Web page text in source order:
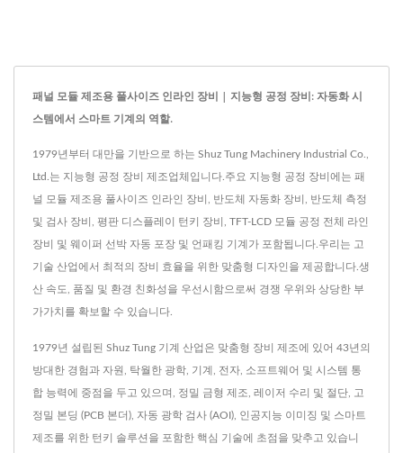
패널 모듈 제조용 풀사이즈 인라인 장비 | 지능형 공정 장비: 자동화 시
스템에서 스마트 기계의 역할.
1979년부터 대만을 기반으로 하는 Shuz Tung Machinery Industrial Co.,
Ltd.는 지능형 공정 장비 제조업체입니다.주요 지능형 공정 장비에는 패
널 모듈 제조용 풀사이즈 인라인 장비, 반도체 자동화 장비, 반도체 측정
및 검사 장비, 평판 디스플레이 턴키 장비, TFT-LCD 모듈 공정 전체 라인
장비 및 웨이퍼 선박 자동 포장 및 언패킹 기계가 포함됩니다.우리는 고
기술 산업에서 최적의 장비 효율을 위한 맞춤형 디자인을 제공합니다.생
산 속도, 품질 및 환경 친화성을 우선시함으로써 경쟁 우위와 상당한 부
가가치를 확보할 수 있습니다.
1979년 설립된 Shuz Tung 기계 산업은 맞춤형 장비 제조에 있어 43년의
방대한 경험과 자원, 탁월한 광학, 기계, 전자, 소프트웨어 및 시스템 통
합 능력에 중점을 두고 있으며, 정밀 금형 제조, 레이저 수리 및 절단, 고
정밀 본딩 (PCB 본더), 자동 광학 검사 (AOI), 인공지능 이미징 및 스마트
제조를 위한 턴키 솔루션을 포함한 핵심 기술에 초점을 맞추고 있습니